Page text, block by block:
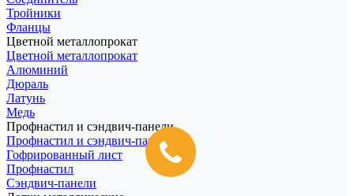
Тройники
Фланцы
Цветной металлопрокат
Цветной металлопрокат
Алюминий
Дюраль
Латунь
Медь
Профнастил и сэндвич-панели
Профнастил и сэндвич-панели
Гофрированный лист
Профнастил
Сэндвич-панели